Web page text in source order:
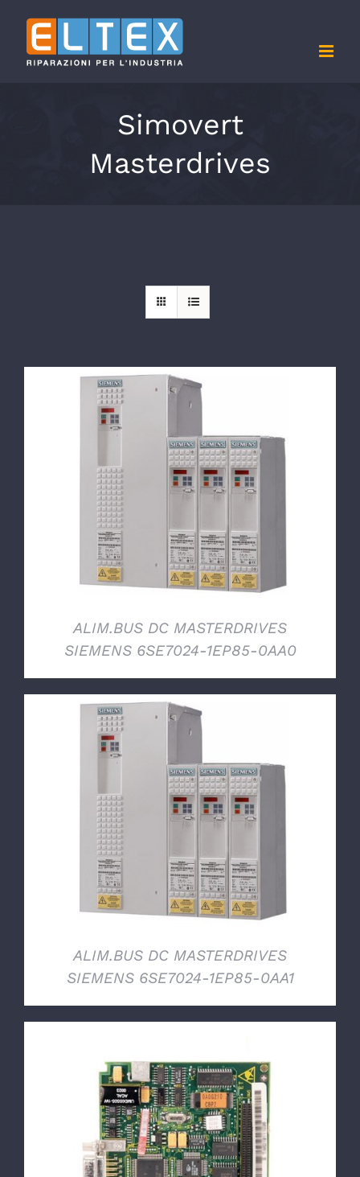
contenuto
Simovert
Masterdrives
DETTAGLI
ALIM.BUS DC MASTERDRIVES
SIEMENS 6SE7024-1EP85-0AA0
DETTAGLI
ALIM.BUS DC MASTERDRIVES
SIEMENS 6SE7024-1EP85-0AA1
DETTAGLI